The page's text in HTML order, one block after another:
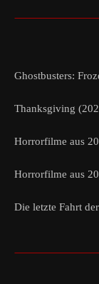
Ghostbusters:
Thanksgiving
Horrorfilme aus
Horrorfilme aus
Die letzte Fahrt